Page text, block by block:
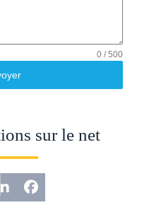
0 / 500
sur le net